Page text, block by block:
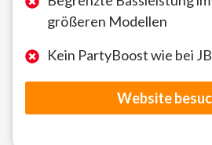
größeren Modellen
Kein PartyBoost wie bei
Website